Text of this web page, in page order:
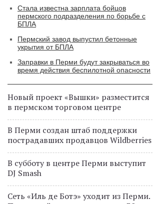
Стала известна зарплата бойцов
пермского подразделения по борьбе с
БПЛА
Пермский завод выпустил бетонные
укрытия от БПЛА
Заправки в Перми будут закрываться во
время действия беспилотной опасности
Новый проект «Вышки» разместится
в пермском торговом центре
В Перми создан штаб поддержки
пострадавших продавцов Wildberries
В субботу в центре Перми выступит
DJ Smash
Сеть «Иль де Ботэ» уходит из Перми.